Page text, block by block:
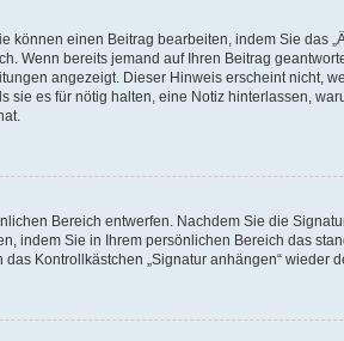
einen Beitrag bearbeiten, indem Sie das
Wenn bereits jemand auf Ihren Beitrag
angezeigt. Dieser Hinweis erscheint nicht,
es für nötig halten, eine Notiz hinterlassen,
Bereich entwerfen. Nachdem Sie die
indem Sie in Ihrem persönlichen Bereich das
Kontrollkästchen „Signatur anhängen“ wieder